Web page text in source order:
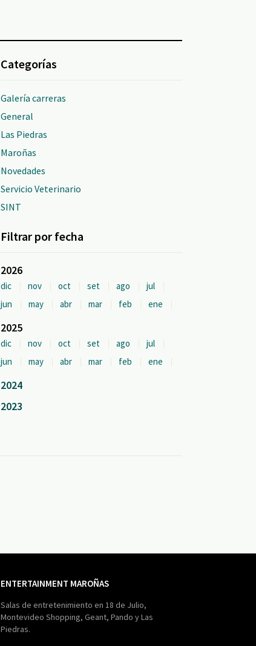
Categorías
Galería carreras
General
Las Piedras
Maroñas
Novedades
Servicio Veterinario
SINT
Filtrar por fecha
2026
dic nov oct set ago
jul
jun
may abr mar feb ene
2025
dic nov oct set ago
jul
jun
may abr mar feb ene
2024
2023
ENTERTAINMENT MAROÑAS
Salas de entretenimiento en 18 de Julio,
Montevideo Shopping, Geant, Pando y Las
Piedras.